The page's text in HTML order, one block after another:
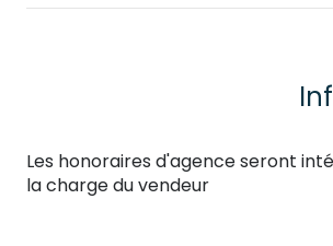
cuisine
Les honoraires d'agence seront
la charge du vendeur